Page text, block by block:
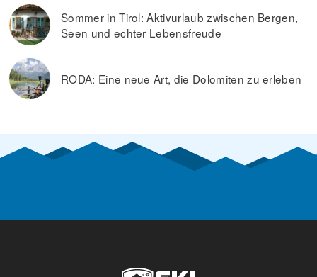
Sommer in Tirol: Aktivurlaub zwischen Bergen,
Seen und echter Lebensfreude
RODA: Eine neue Art, die Dolomiten zu erleben